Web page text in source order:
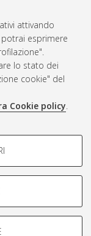
attivando
esprimere
lo stato dei
cookie" del
Cookie policy.
caratteristiche della
loro comportamento